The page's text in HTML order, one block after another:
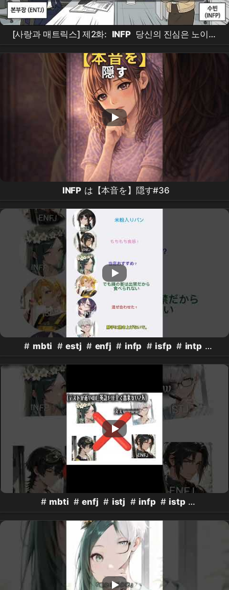
[사랑과 매트릭스] 제2화: INFP 당신의 진심은 노이즈
가 아닙니다 : 영혼의 숫자를 찾는 법“
INFP は【本音を】隠す#36
# mbti # estj # enfj # infp # isfp # intp
# istj #mbtipersonalitytypes
# mbti # enfj # istj # infp # istp
#mbtipersonalitytypes